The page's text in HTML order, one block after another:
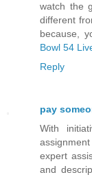
watch the
different
because,
Bowl 54
Reply
pay
With
expert
and